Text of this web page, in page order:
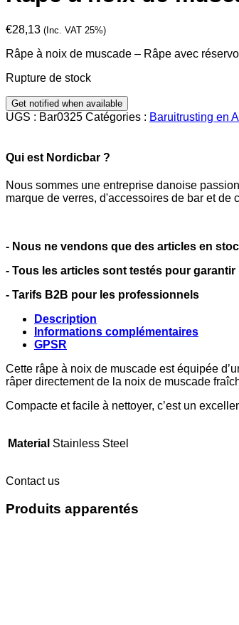
€28,13 (Inc. VAT 25%)
Râpe à noix de muscade – Râpe avec
Rupture de stock
UGS : Bar0325 Catégories : Baruitrusting en
Qui est Nordicbar ?
Nous sommes une entreprise danoise
marque de verres, d'accessoires de bar et
- Nous ne vendons que des articles en
- Tous les articles sont testés pour
- Tarifs B2B pour les professionnels
Description
Informations complémentaires
GPSR
Cette râpe à noix de muscade est équipée
râper directement de la noix de muscade
Compacte et facile à nettoyer, c’est un
Material Stainless Steel
Contact us
Produits apparentés